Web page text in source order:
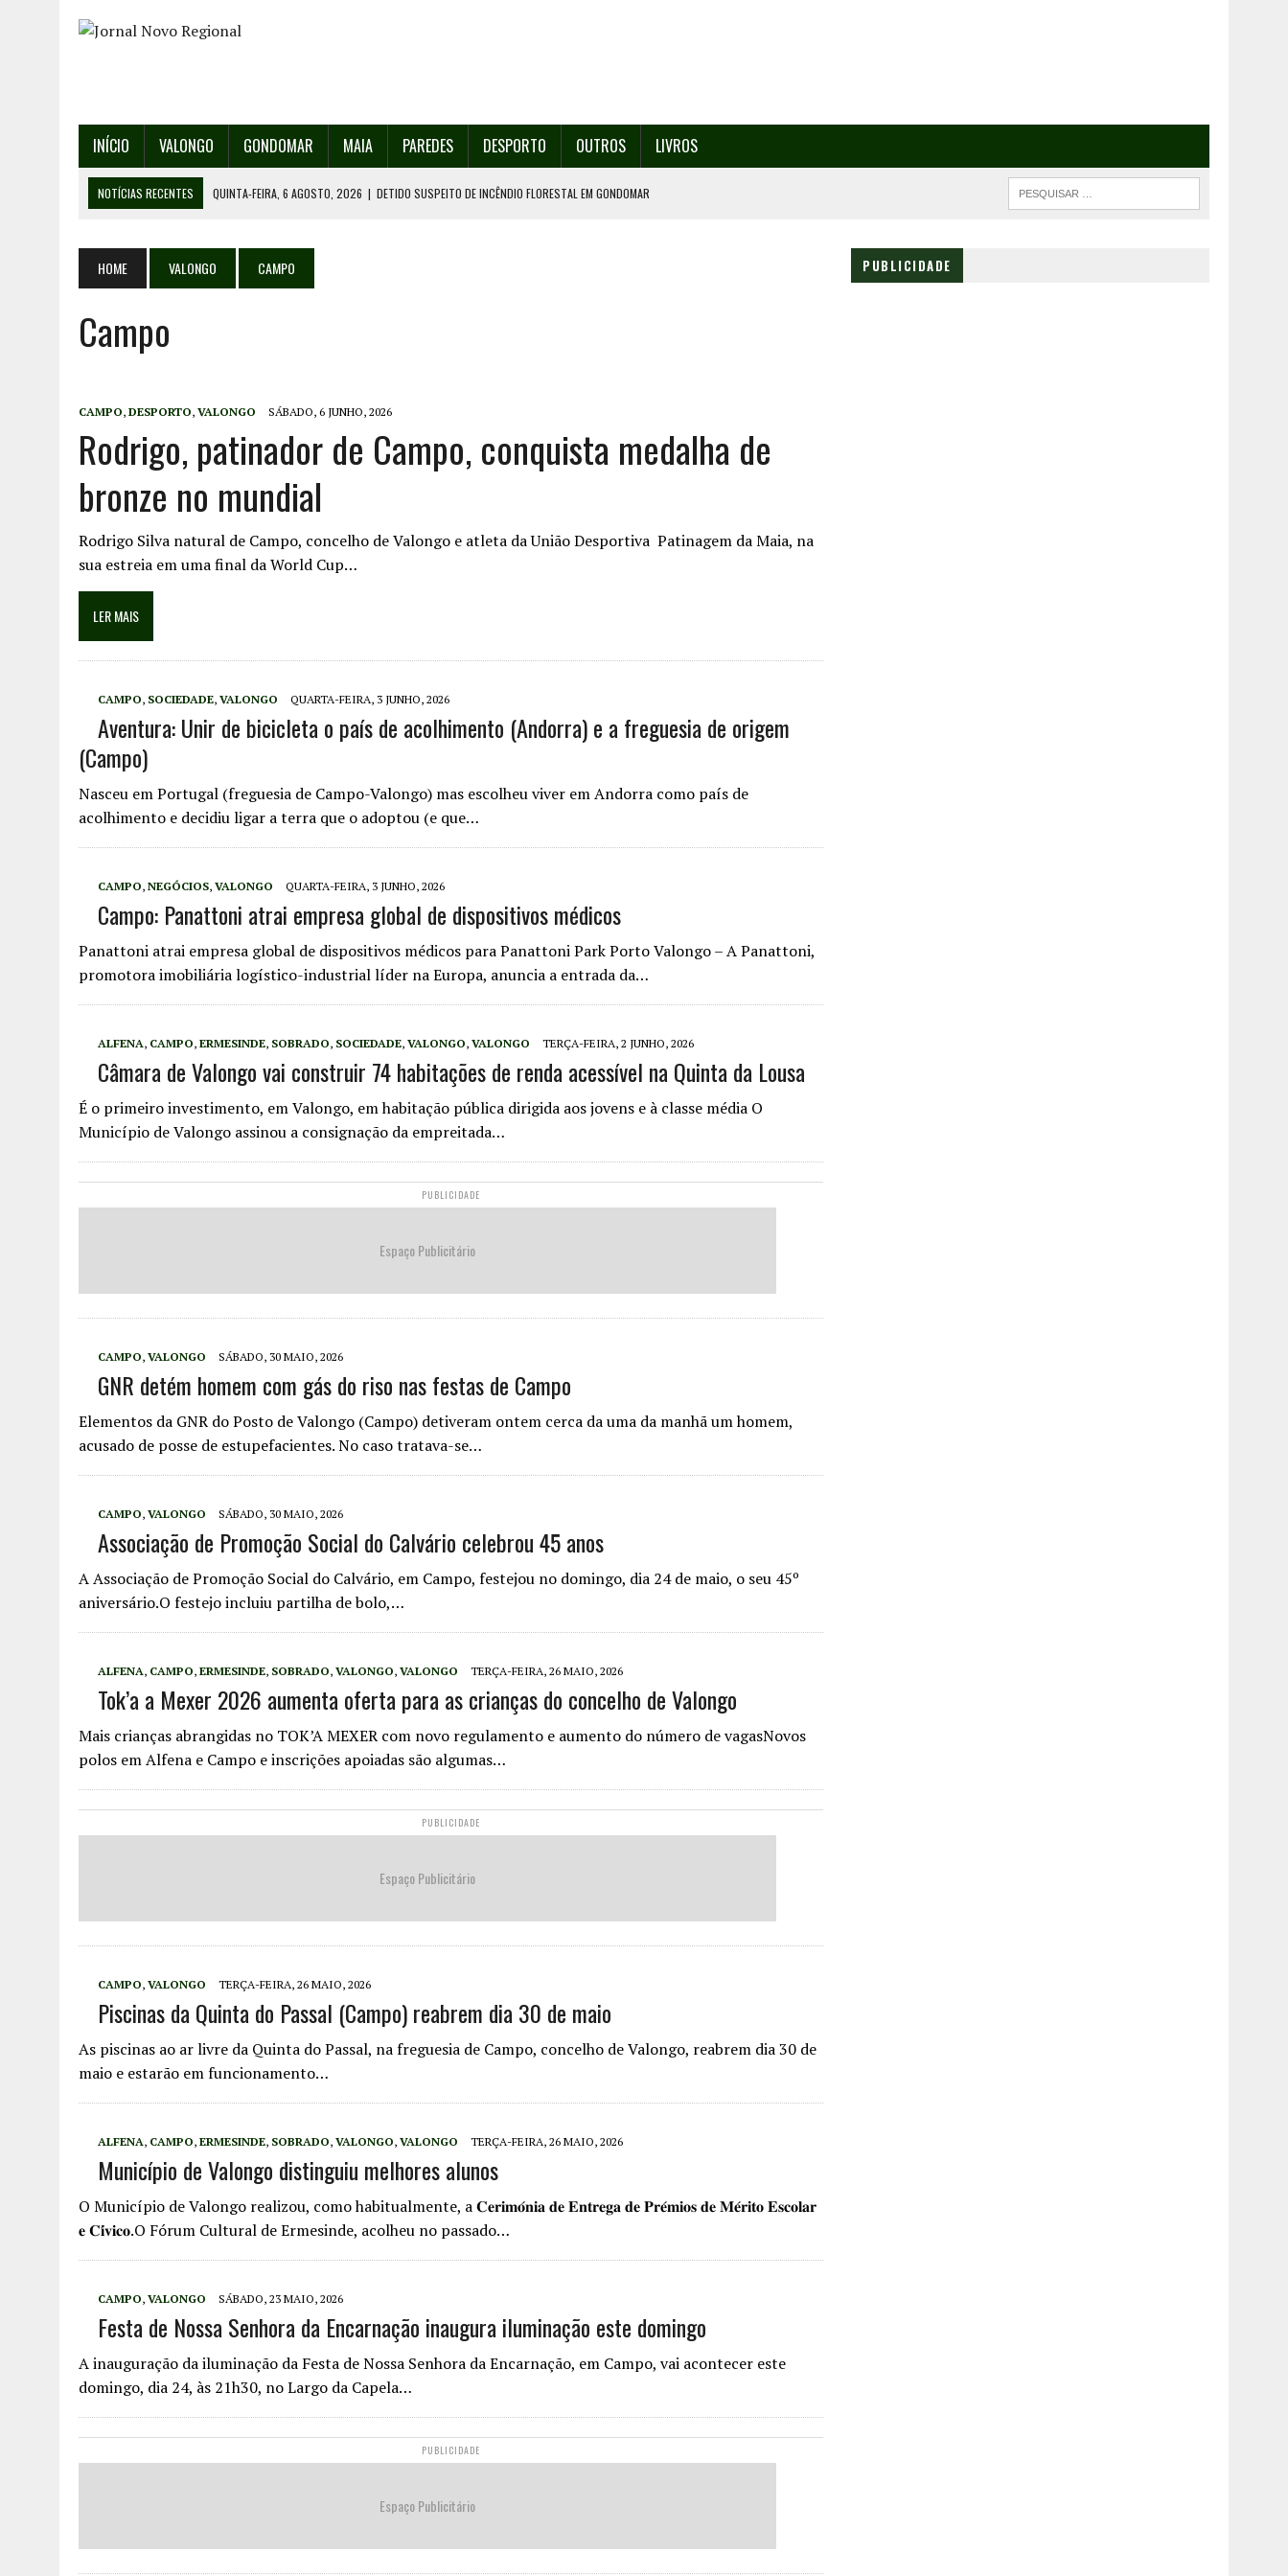
INÍCIO VALONGO GONDOMAR MAIA PAREDES DESPORTO OUTROS LIVROS
NOTÍCIAS RECENTES QUINTA-FEIRA, 6 AGOSTO, 2026 | DETIDO SUSPEITO DE INCÊNDIO FLORESTAL EM GONDOMAR
QUINTA-FEIRA, 6 AGOSTO, 2026 | INCÊNDIOS – FAFE: PJ DETÉM SUSPEITA DE ATEAR FOGO COM ISQUEIRO
HOME VALONGO CAMPO
Campo
CAMPO, DESPORTO, VALONGO SÁBADO, 6 JUNHO, 2026
Rodrigo, patinador de Campo, conquista medalha de
bronze no mundial
Rodrigo Silva natural de Campo, concelho de Valongo e atleta da União Desportiva Patinagem da Maia, na
sua estreia em uma final da World Cup…
LER MAIS
CAMPO, SOCIEDADE, VALONGO QUARTA-FEIRA, 3 JUNHO, 2026
Aventura: Unir de bicicleta o país de acolhimento (Andorra) e a freguesia de origem
(Campo)
Nasceu em Portugal (freguesia de Campo-Valongo) mas escolheu viver em Andorra como país de
acolhimento e decidiu ligar a terra que o adoptou (e que…
CAMPO, NEGÓCIOS, VALONGO QUARTA-FEIRA, 3 JUNHO, 2026
Campo: Panattoni atrai empresa global de dispositivos médicos
Panattoni atrai empresa global de dispositivos médicos para Panattoni Park Porto Valongo – A Panattoni,
promotora imobiliária logístico-industrial líder na Europa, anuncia a entrada da…
ALFENA, CAMPO, ERMESINDE, SOBRADO, SOCIEDADE, VALONGO, VALONGO TERÇA-FEIRA, 2 JUNHO, 2026
Câmara de Valongo vai construir 74 habitações de renda acessível na Quinta da Lousa
É o primeiro investimento, em Valongo, em habitação pública dirigida aos jovens e à classe média O
Município de Valongo assinou a consignação da empreitada…
PUBLICIDADE
Espaço Publicitário
CAMPO, VALONGO SÁBADO, 30 MAIO, 2026
GNR detém homem com gás do riso nas festas de Campo
Elementos da GNR do Posto de Valongo (Campo) detiveram ontem cerca da uma da manhã um homem,
acusado de posse de estupefacientes. No caso tratava-se…
CAMPO, VALONGO SÁBADO, 30 MAIO, 2026
Associação de Promoção Social do Calvário celebrou 45 anos
A Associação de Promoção Social do Calvário, em Campo, festejou no domingo, dia 24 de maio, o seu 45º
aniversário.O festejo incluiu partilha de bolo,…
ALFENA, CAMPO, ERMESINDE, SOBRADO, VALONGO, VALONGO TERÇA-FEIRA, 26 MAIO, 2026
Tok’a a Mexer 2026 aumenta oferta para as crianças do concelho de Valongo
Mais crianças abrangidas no TOK’A MEXER com novo regulamento e aumento do número de vagasNovos
polos em Alfena e Campo e inscrições apoiadas são algumas…
PUBLICIDADE
Espaço Publicitário
CAMPO, VALONGO TERÇA-FEIRA, 26 MAIO, 2026
Piscinas da Quinta do Passal (Campo) reabrem dia 30 de maio
As piscinas ao ar livre da Quinta do Passal, na freguesia de Campo, concelho de Valongo, reabrem dia 30 de
maio e estarão em funcionamento…
ALFENA, CAMPO, ERMESINDE, SOBRADO, VALONGO, VALONGO TERÇA-FEIRA, 26 MAIO, 2026
Município de Valongo distinguiu melhores alunos
O Município de Valongo realizou, como habitualmente, a 𝐂𝐞𝐫𝐢𝐦𝐨́𝐧𝐢𝐚 𝐝𝐞 𝐄𝐧𝐭𝐫𝐞𝐠𝐚 𝐝𝐞 𝐏𝐫𝐞́𝐦𝐢𝐨𝐬 𝐝𝐞 𝐌𝐞́𝐫𝐢𝐭𝐨 𝐄𝐬𝐜𝐨𝐥𝐚𝐫
𝐞 𝐂𝐢́𝐯𝐢𝐜𝐨.O Fórum Cultural de Ermesinde, acolheu no passado…
CAMPO, VALONGO SÁBADO, 23 MAIO, 2026
Festa de Nossa Senhora da Encarnação inaugura iluminação este domingo
A inauguração da iluminação da Festa de Nossa Senhora da Encarnação, em Campo, vai acontecer este
domingo, dia 24, às 21h30, no Largo da Capela…
PUBLICIDADE
Espaço Publicitário
PUBLICIDADE